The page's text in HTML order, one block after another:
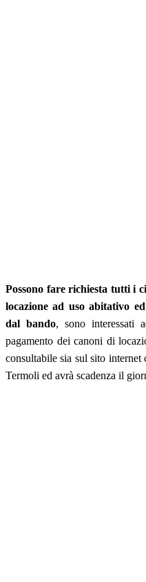
Possono fare richiesta tutti i
locazione ad uso abitativo
dal bando, sono interessati
pagamento dei canoni di
consultabile sia sul sito
Termoli ed avrà scadenza il